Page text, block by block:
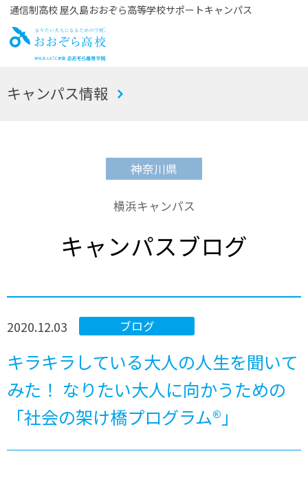
通信制高校 屋久島おおぞら高等学校サポートキャンパス
お
キャンパス情報
神奈川県
横浜キャンパス
キャンパスブログ
ブログ
2020.12.03
キラキラしている大人の人生を聞いて
みた！ なりたい大人に向かうための
「社会の架け橋プログラム®」